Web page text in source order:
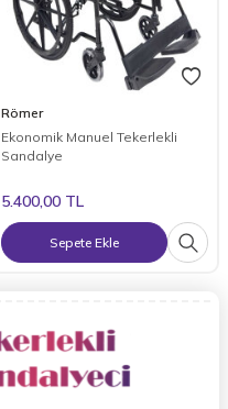
Römer
Ekonomik Manuel Tekerlekli
Sandalye
5.400,00TL
Sepete Ekle